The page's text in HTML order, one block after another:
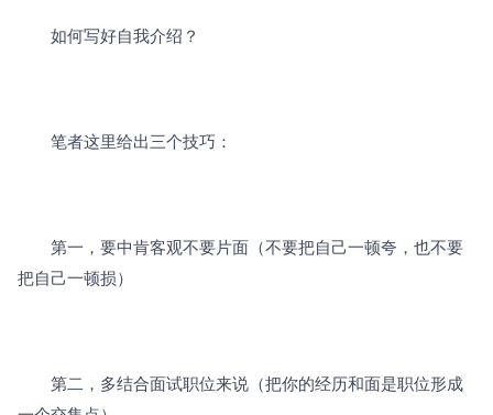
如何写好自我介绍？
笔者这里给出三个技巧：
第一，要中肯客观不要片面（不要把自己一顿夸，也不要
把自己一顿损）
第二，多结合面试职位来说（把你的经历和面是职位形成